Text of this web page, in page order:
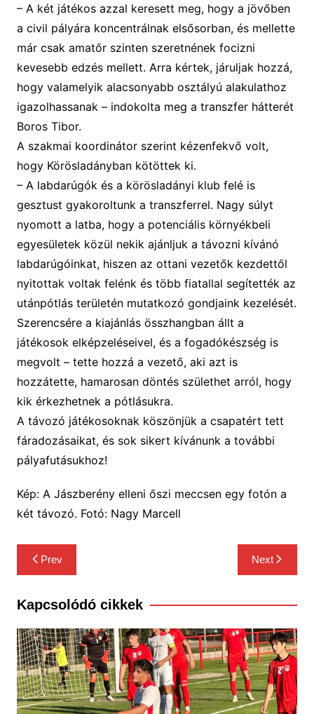
– A két játékos azzal keresett meg, hogy a jövőben
a civil pályára koncentrálnak elsősorban, és mellette
már csak amatőr szinten szeretnének focizni
kevesebb edzés mellett. Arra kértek, járuljak hozzá,
hogy valamelyik alacsonyabb osztályú alakulathoz
igazolhassanak – indokolta meg a transzfer hátterét
Boros Tibor.
A szakmai koordinátor szerint kézenfekvő volt,
hogy Körösladányban kötöttek ki.
– A labdarúgók és a körösladányi klub felé is
gesztust gyakoroltunk a transzferrel. Nagy súlyt
nyomott a latba, hogy a potenciális környékbeli
egyesületek közül nekik ajánljuk a távozni kívánó
labdarúgóinkat, hiszen az ottani vezetők kezdettől
nyitottak voltak felénk és több fiatallal segítették az
utánpótlás területén mutatkozó gondjaink kezelését.
Szerencsére a kiajánlás összhangban állt a
játékosok elképzeléseivel, és a fogadókészség is
megvolt – tette hozzá a vezető, aki azt is
hozzátette, hamarosan döntés születhet arról, hogy
kik érkezhetnek a pótlásukra.
A távozó játékosoknak köszönjük a csapatért tett
fáradozásaikat, és sok sikert kívánunk a további
pályafutásukhoz!
Kép: A Jászberény elleni őszi meccsen egy fotón a
két távozó. Fotó: Nagy Marcell
Bejegyzés
navigáció
Prev Next
Kapcsolódó cikkek